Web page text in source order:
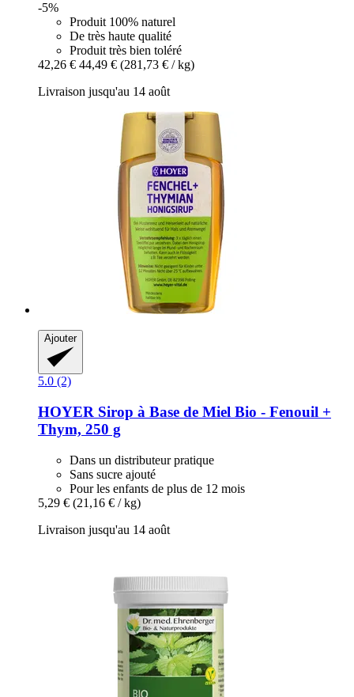
-5%
Produit 100% naturel
De très haute qualité
Produit très bien toléré
42,26 € 44,49 € (281,73 € / kg)
Livraison jusqu'au 14 août
Ajouter
5.0 (2)
HOYER Sirop à Base de Miel Bio -​ Fenouil +
Thym, 250 g
Dans un distributeur pratique
Sans sucre ajouté
Pour les enfants de plus de 12 mois
5,29 € (21,16 € / kg)
Livraison jusqu'au 14 août